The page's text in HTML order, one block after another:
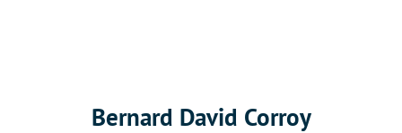
Bernard David Corroy